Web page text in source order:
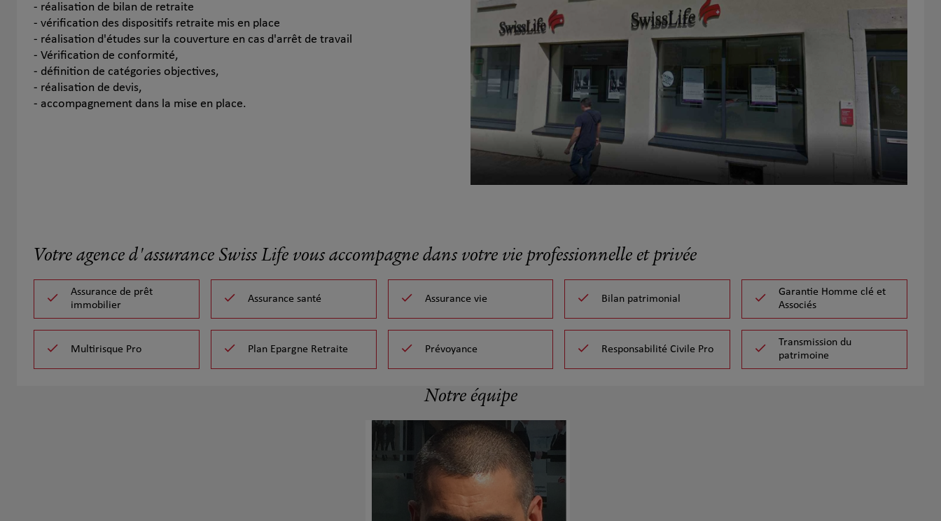
- réalisation de bilan de retraite
- vérification des dispositifs retraite mis en place
- réalisation d'études sur la couverture en cas d'arrêt de travail
- Vérification de conformité,
- définition de catégories objectives,
- réalisation de devis,
- accompagnement dans la mise en place.
Votre agence d'assurance Swiss Life vous accompagne dans votre vie professionnelle et privée
Assurance de prêt
immobilier
Assurance santé Assurance vie Bilan patrimonial
Garantie Homme clé et
Associés
Multirisque Pro Plan Epargne Retraite Prévoyance Responsabilité Civile Pro
Transmission du
patrimoine
Notre équipe